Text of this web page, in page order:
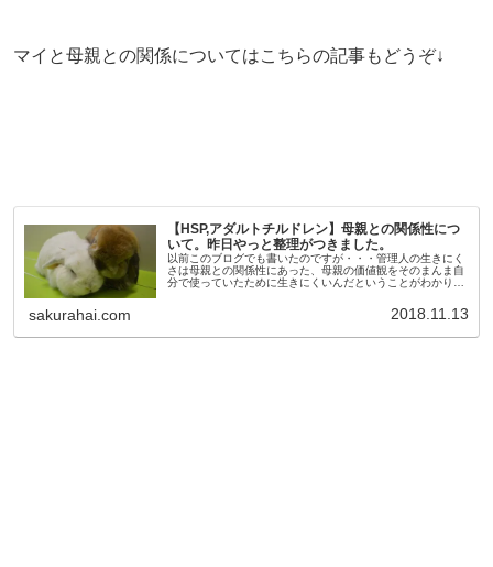
マイと母親との関係についてはこちらの記事もどうぞ↓
【HSP,アダルトチルドレン】母親との関係性につ
いて。昨日やっと整理がつきました。
以前このブログでも書いたのですが・・・管理人の生きにく
さは母親との関係性にあった、母親の価値観をそのまんま自
分で使っていたために生きにくいんだということがわかりま
sakurahai.com 2018.11.13